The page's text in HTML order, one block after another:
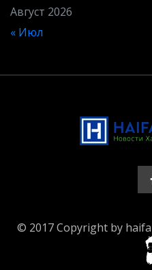
Август 2026
« Июл
© 2017 Copyright by